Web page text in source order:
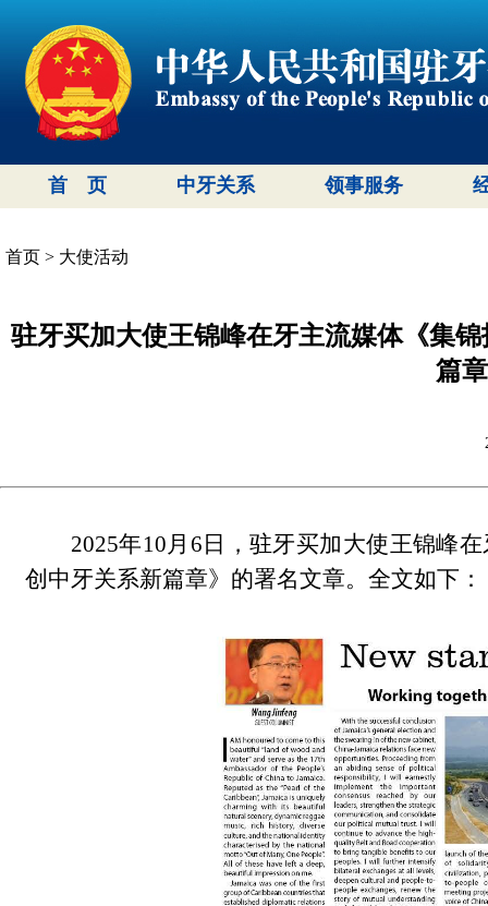
首 页 中牙关系 领事服务
首页 > 大使活动
驻牙买加大使王锦峰在牙主流媒体《集
篇
2025年10月6日，驻牙买加大使王锦峰
创中牙关系新篇章》的署名文章。全文如下：